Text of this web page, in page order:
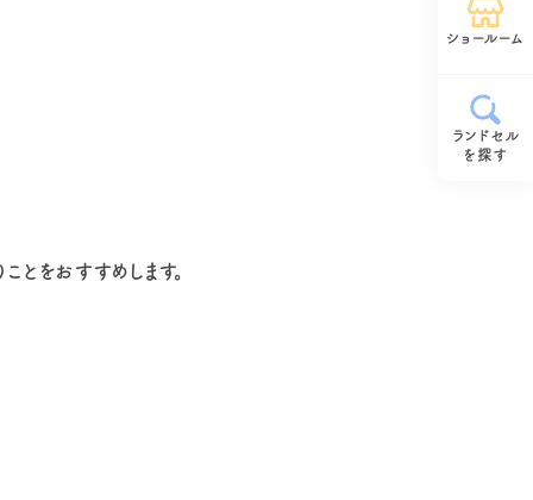
ショールーム
ランドセル
を探す
をおすすめします。